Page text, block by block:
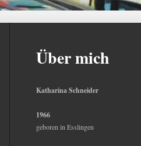
Über mich
Katharina Schneider
1966
geboren in Esslingen